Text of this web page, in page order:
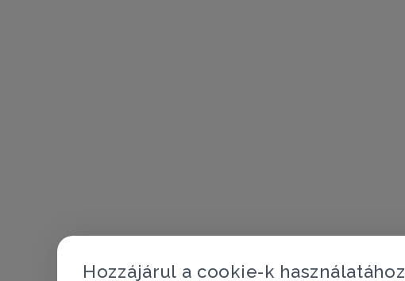
Hozzájárul a cookie-k használatához